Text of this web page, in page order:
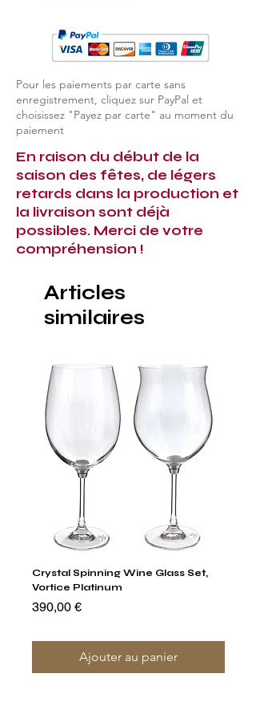
Pour les paiements par carte sans
enregistrement, cliquez sur PayPal et
choisissez "Payez par carte" au moment du
paiement
En raison du début de la
saison des fêtes, de légers
retards dans la production et
la livraison sont déjà
possibles. Merci de votre
compréhension !
Articles
similaires
Crystal Spinning Wine Glass Set,
Vortice Platinum
Prix
390,00 €
Ajouter au panier